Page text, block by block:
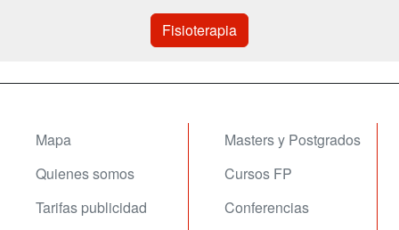
Fisioterapia
Mapa
Quienes somos
Tarifas publicidad
Masters y Postgrados
Cursos FP
Conferencias